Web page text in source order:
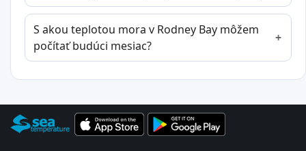
S akou teplotou mora v Rodney Bay môžem
počítať budúci mesiac?